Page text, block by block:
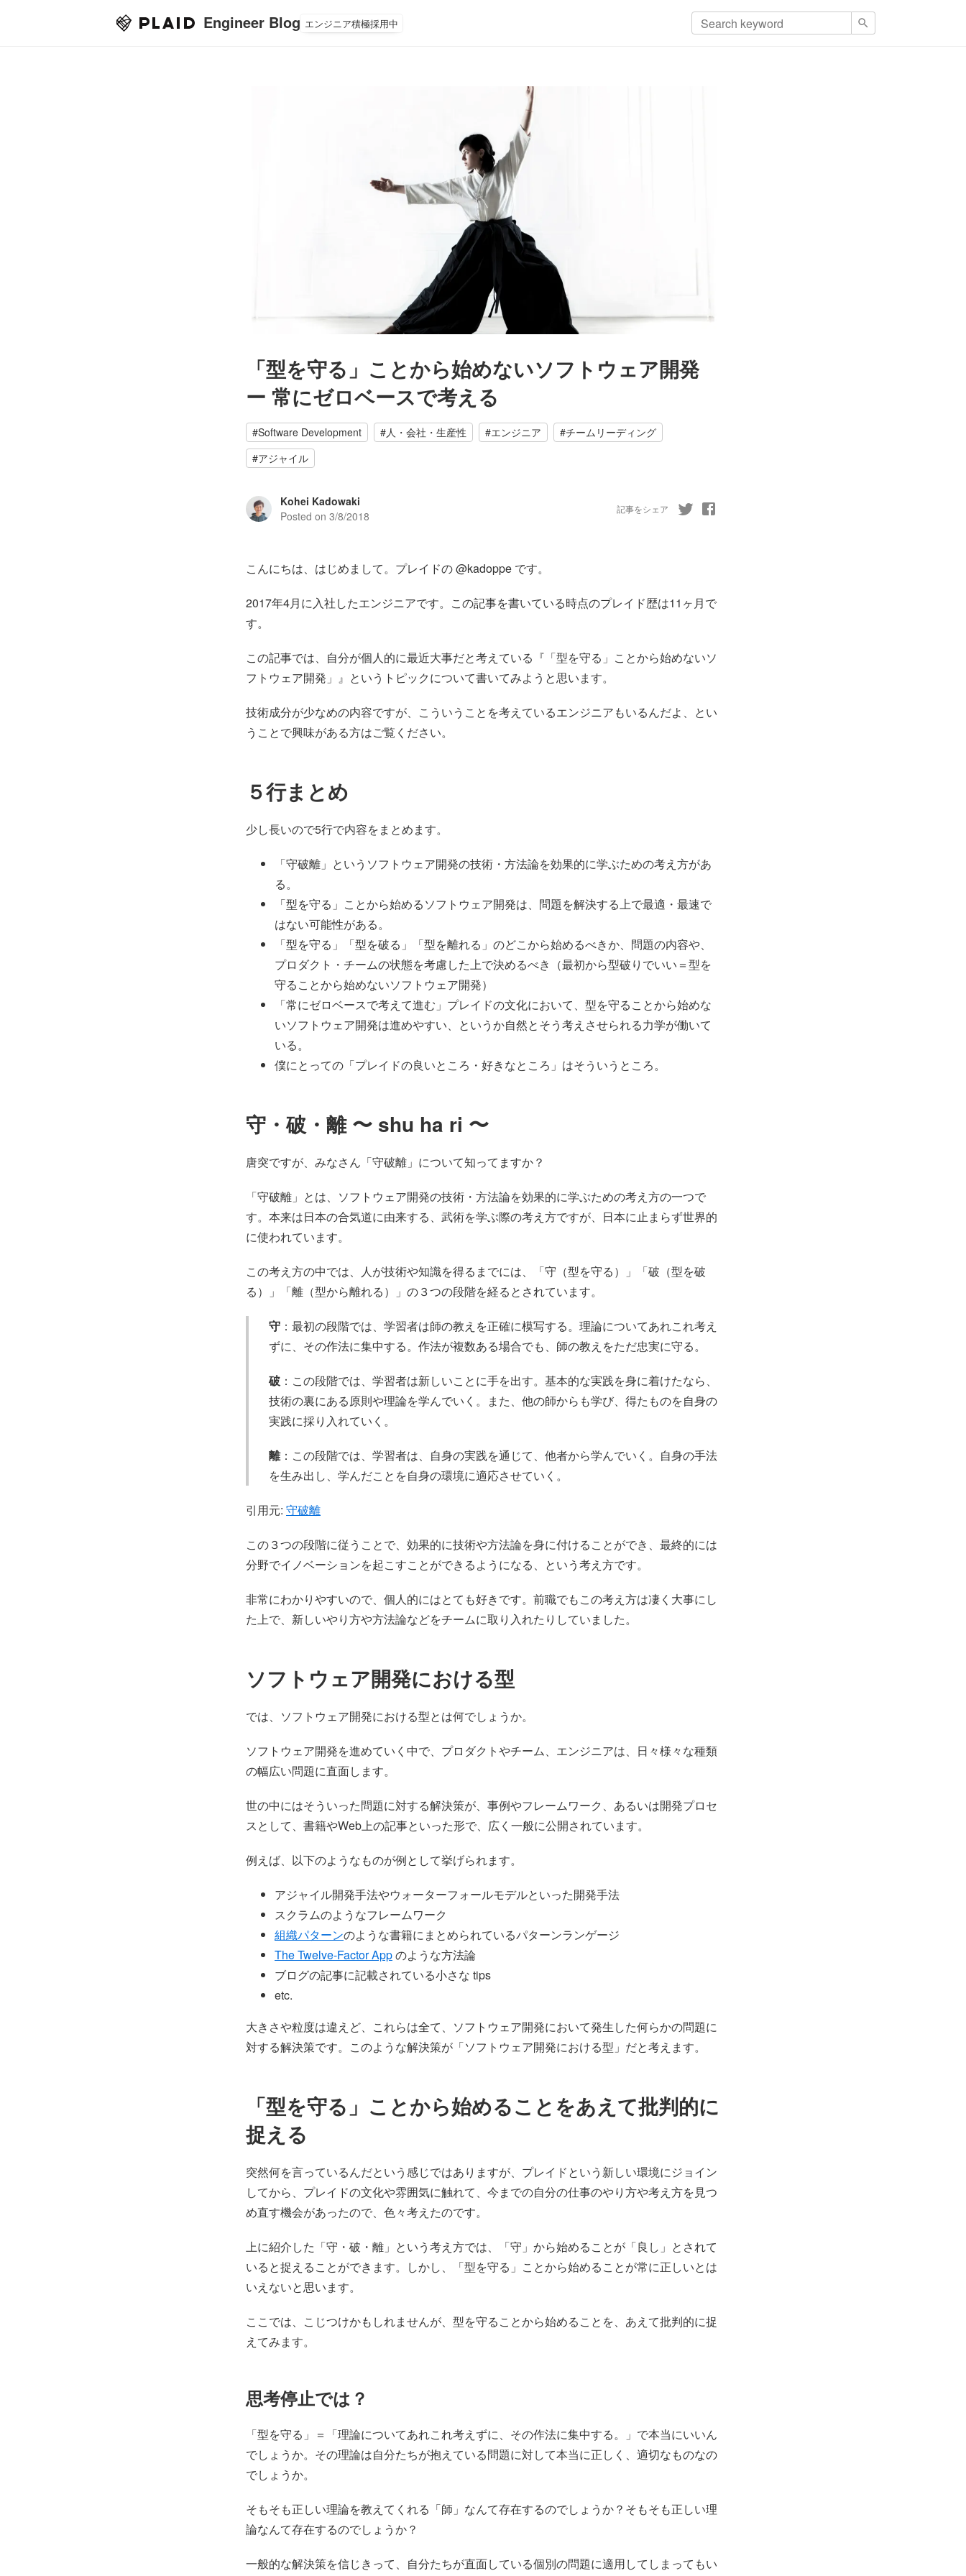
Engineer Blog エンジニア積極採用中
「型を守る」ことから始めないソフトウェア開発
ー 常にゼロベースで考える
#Software Development #人・会社・生産性 #エンジニア #チームリーディング
#アジャイル
Kohei Kadowaki
Posted on 3/8/2018
記事をシェア
こんにちは、はじめまして。プレイドの @kadoppe です。
2017年4月に入社したエンジニアです。この記事を書いている時点のプレイド歴は11ヶ月で
す。
この記事では、自分が個人的に最近大事だと考えている『「型を守る」ことから始めないソ
フトウェア開発」』というトピックについて書いてみようと思います。
技術成分が少なめの内容ですが、こういうことを考えているエンジニアもいるんだよ、とい
うことで興味がある方はご覧ください。
５行まとめ
少し長いので5行で内容をまとめます。
「守破離」というソフトウェア開発の技術・方法論を効果的に学ぶための考え方があ
る。
「型を守る」ことから始めるソフトウェア開発は、問題を解決する上で最適・最速で
はない可能性がある。
「型を守る」「型を破る」「型を離れる」のどこから始めるべきか、問題の内容や、
プロダクト・チームの状態を考慮した上で決めるべき（最初から型破りでいい＝型を
守ることから始めないソフトウェア開発）
「常にゼロベースで考えて進む」プレイドの文化において、型を守ることから始めな
いソフトウェア開発は進めやすい、というか自然とそう考えさせられる力学が働いて
いる。
僕にとっての「プレイドの良いところ・好きなところ」はそういうところ。
守・破・離 〜 shu ha ri 〜
唐突ですが、みなさん「守破離」について知ってますか？
「守破離」とは、ソフトウェア開発の技術・方法論を効果的に学ぶための考え方の一つで
す。本来は日本の合気道に由来する、武術を学ぶ際の考え方ですが、日本に止まらず世界的
に使われています。
この考え方の中では、人が技術や知識を得るまでには、「守（型を守る）」「破（型を破
る）」「離（型から離れる）」の３つの段階を経るとされています。
守 ：最初の段階では、学習者は師の教えを正確に模写する。理論についてあれこれ考え
ずに、その作法に集中する。作法が複数ある場合でも、師の教えをただ忠実に守る。
破 ：この段階では、学習者は新しいことに手を出す。基本的な実践を身に着けたなら、
技術の裏にある原則や理論を学んでいく。また、他の師からも学び、得たものを自身の
実践に採り入れていく。
離：この段階では、学習者は、自身の実践を通じて、他者から学んでいく。自身の手法
を生み出し、学んだことを自身の環境に適応させていく。
引用元: 守破離
この３つの段階に従うことで、効果的に技術や方法論を身に付けることができ、最終的には
分野でイノベーションを起こすことができるようになる、という考え方です。
非常にわかりやすいので、個人的にはとても好きです。前職でもこの考え方は凄く大事にし
た上で、新しいやり方や方法論などをチームに取り入れたりしていました。
ソフトウェア開発における型
では、ソフトウェア開発における型とは何でしょうか。
ソフトウェア開発を進めていく中で、プロダクトやチーム、エンジニアは、日々様々な種類
の幅広い問題に直面します。
世の中にはそういった問題に対する解決策が、事例やフレームワーク、あるいは開発プロセ
スとして、書籍やWeb上の記事といった形で、広く一般に公開されています。
例えば、以下のようなものが例として挙げられます。
アジャイル開発手法やウォーターフォールモデルといった開発手法
スクラムのようなフレームワーク
組織パターンのような書籍にまとめられているパターンランゲージ
The Twelve-Factor Appのような方法論
ブログの記事に記載されている小さな tips
etc.
大きさや粒度は違えど、これらは全て、ソフトウェア開発において発生した何らかの問題に
対する解決策です。このような解決策が「ソフトウェア開発における型」だと考えます。
「型を守る」ことから始めることをあえて批判的に
捉える
突然何を言っているんだという感じではありますが、プレイドという新しい環境にジョイン
してから、プレイドの文化や雰囲気に触れて、今までの自分の仕事のやり方や考え方を見つ
め直す機会があったので、色々考えたのです。
上に紹介した「守・破・離」という考え方では、「守」から始めることが「良し」とされて
いると捉えることができます。しかし、「型を守る」ことから始めることが常に正しいとは
いえないと思います。
ここでは、こじつけかもしれませんが、型を守ることから始めることを、あえて批判的に捉
えてみます。
思考停止では？
「型を守る」＝「理論についてあれこれ考えずに、その作法に集中する。」で本当にいいん
でしょうか。その理論は自分たちが抱えている問題に対して本当に正しく、適切なものなの
でしょうか。
そもそも正しい理論を教えてくれる「師」なんて存在するのでしょうか？そもそも正しい理
論なんて存在するのでしょうか？
一般的な解決策を信じきって、自分たちが直面している個別の問題に適用してしまってもい